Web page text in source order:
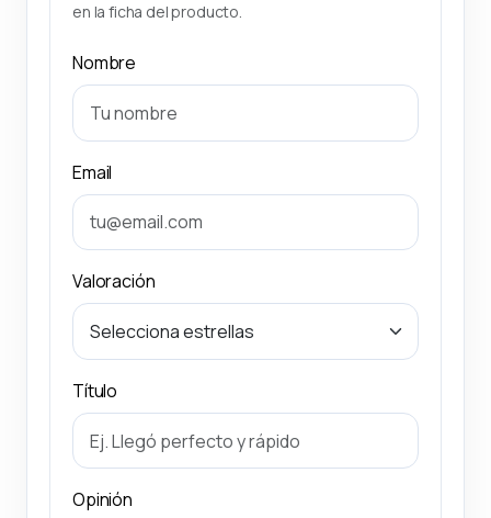
en la ficha del producto.
Nombre
Email
Valoración
Título
Opinión